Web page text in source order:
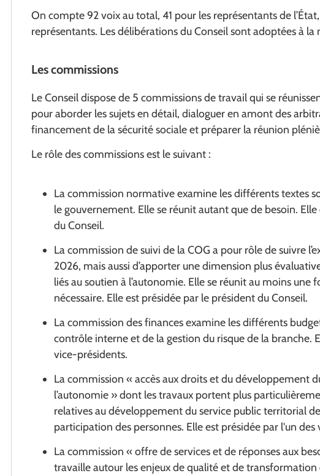
On compte 92 voix au total, 41 pour les représentants de
représentants. Les délibérations du Conseil sont adoptées à
Les commissions
Le Conseil dispose de 5 commissions de travail qui se
pour aborder les sujets en détail, dialoguer en amont des
financement de la sécurité sociale et préparer la réunion
Le rôle des commissions est le suivant :
La commission normative examine les différents textes
le gouvernement. Elle se réunit autant que de besoin.
du Conseil.
La commission de suivi de la COG a pour rôle de suivre
2026, mais aussi d’apporter une dimension plus
liés au soutien à l’autonomie. Elle se réunit au moins une
nécessaire. Elle est présidée par le président du Conseil.
La commission des finances examine les différents
contrôle interne et de la gestion du risque de la branche.
vice-présidents.
La commission « accès aux droits et du développement
l’autonomie » dont les travaux portent plus
relatives au développement du service public territorial
participation des personnes. Elle est présidée par l'un des
La commission « offre de services et de réponses aux
travaille autour les enjeux de qualité et de transformation